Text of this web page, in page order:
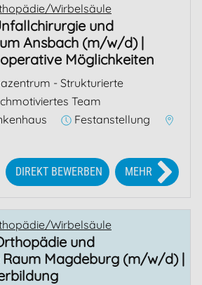
Wirbelsäule
und
Ansbach (m/w/d) |
Möglichkeiten
- Strukturierte
Team
Festanstellung
MEHR
DIREKT BEWERBEN
Wirbelsäule
und
Magdeburg (m/w/d) |